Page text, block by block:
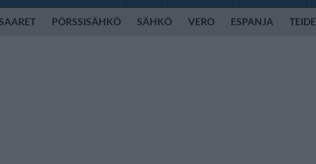
PÖRSSISÄHKÖ SÄHKÖ VERO ESPANJA TEIDE